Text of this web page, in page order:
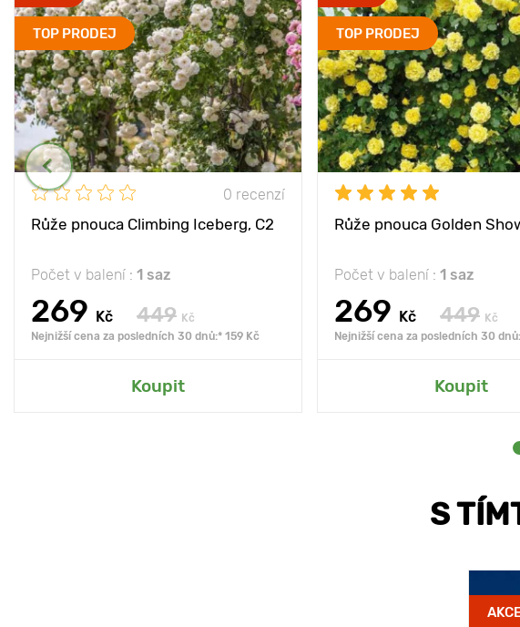
TOP PRODEJ
0 recenzí
Růže pnouca Climbing Iceberg, C2
Počet v balení : 1 saz
269 Kč 449 Kč
Nejnižší cena za posledních 30 dnů:* 159 Kč
Koupit
TOP PRODEJ
Růže pnouca Golden
Počet v balení : 1 saz
269 Kč 449 Kč
Nejnižší cena za posledních 30
Koupit
S